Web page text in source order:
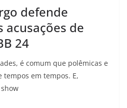
defende
acusações de
24
é comum que polêmicas e
em tempos. E,